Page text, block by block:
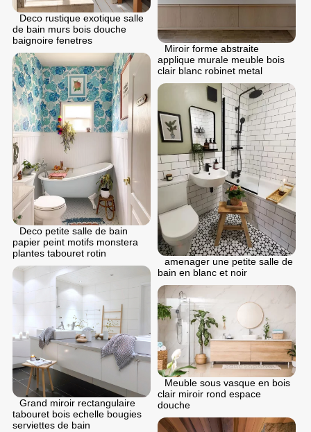
Miroir forme abstraite
applique murale meuble bois
clair blanc robinet metal
Deco rustique exotique salle
de bain murs bois douche
baignoire fenetres
Deco petite salle de bain
papier peint motifs monstera
plantes tabouret rotin
аmenager une petite salle de
bain en blanc et noir
Grand miroir rectangulaire
tabouret bois echelle bougies
serviettes de bain
Meuble sous vasque en bois
clair miroir rond espace
douche